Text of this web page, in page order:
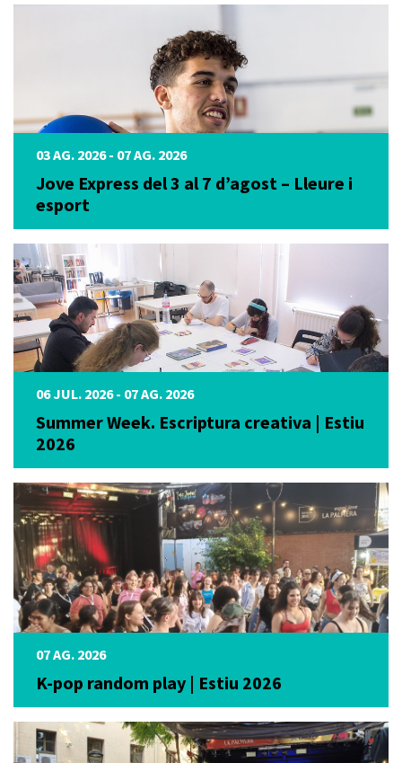
03 AG. 2026 - 07 AG. 2026
Jove Express del 3 al 7 d’agost – Lleure i
esport
06 JUL. 2026 - 07 AG. 2026
Summer Week. Escriptura creativa | Estiu
2026
07 AG. 2026
K-pop random play | Estiu 2026